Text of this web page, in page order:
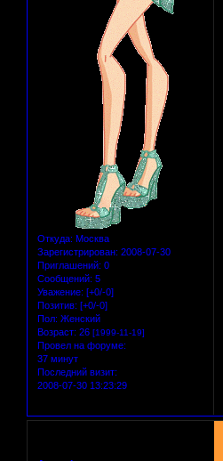
Откуда: Москва
Зарегистрирован: 2008-07-30
Приглашений: 0
Сообщений: 5
Уважение: [+0/-0]
Позитив: [+0/-0]
Пол: Женский
Возраст: 26 [1999-11-19]
Провел на форуме:
37 минут
Последний визит:
2008-07-30 13:23:29